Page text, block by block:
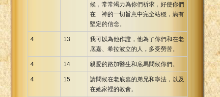
候，常常竭力為你們祈求，好使你們
在 神的一切旨意中完全站穩，滿有
堅定的信念。
4 13
我可以為他作證，他為了你們和在老
底嘉、希拉波立的人，多受勞苦。
4 14 親愛的路加醫生和底馬問候你們。
4 15
請問候在老底嘉的弟兄和寧法，以及
在她家裡的教會。